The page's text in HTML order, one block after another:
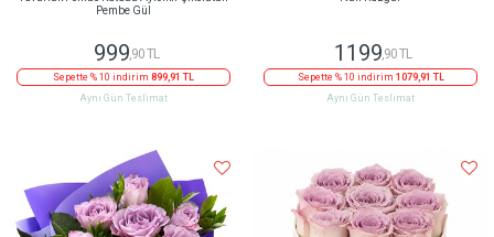
Pembe Gül
999,90 TL
Sepette % 10 indirim 899,91 TL
Aynı Gün Teslimat
1199,90 TL
Sepette % 10 indirim 1079,91 TL
Aynı Gün Teslimat